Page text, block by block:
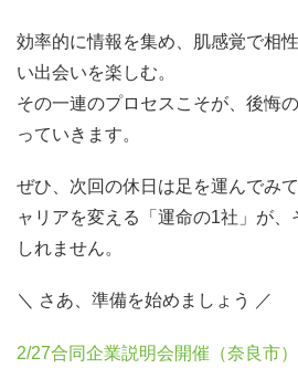
効率的に情報を集め、肌感覚で相
い出会いを楽しむ。
その一連のプロセスこそが、後悔
っていきます。
ぜひ、次回の休日は足を運んでみ
ャリアを変える「運命の1社」が、
しれません。
＼ さあ、準備を始めましょう ／
2/27合同企業説明会開催（奈良市）